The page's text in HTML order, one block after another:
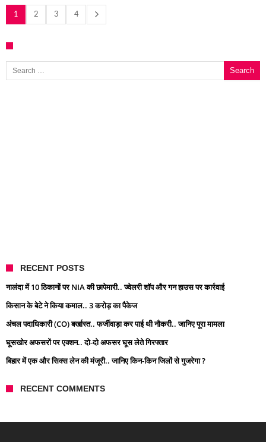
1 2 3 4
Search for:
RECENT POSTS
नालंदा में 10 ठिकानों पर NIA की छापेमारी.. ज्वेलरी शॉप और गन हाउस पर कार्रवाई
किसान के बेटे ने किया कमाल.. 3 करोड़ का पैकेज
अंचल पदाधिकारी (CO) बर्खास्त.. फर्जीवाड़ा कर पाई थी नौकरी.. जानिए पूरा मामला
घूसखोर अफसरों पर एक्शन.. दो-दो अफसर घूस लेते गिरफ्तार
बिहार में एक और सिक्स लेन की मंजूरी.. जानिए किन-किन जिलों से गुजरेगा ?
RECENT COMMENTS